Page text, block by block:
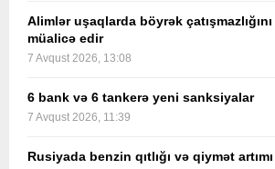
Alimlər uşaqlarda böyrək
müalicə edir
7 Avqust 2026, 13:08
6 bank və 6 tankerə yeni sanksiyalar
7 Avqust 2026, 11:39
Rusiyada benzin qıtlığı və qiymət